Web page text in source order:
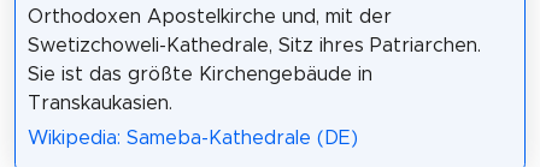
Orthodoxen Apostelkirche und, mit der
Swetizchoweli-Kathedrale, Sitz ihres Patriarchen.
Sie ist das größte Kirchengebäude in
Transkaukasien.
Wikipedia: Sameba-Kathedrale (DE)